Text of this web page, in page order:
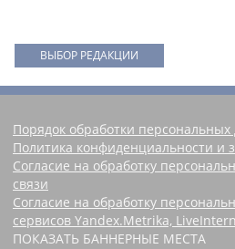
ВЫБОР РЕДАКЦИИ
Порядок обработки
Политика конфиденциальности
Согласие на обработку
связи
Согласие на обработку
сервисов Yandex.Metrika,
ПОКАЗАТЬ БАННЕРНЫЕ МЕСТА